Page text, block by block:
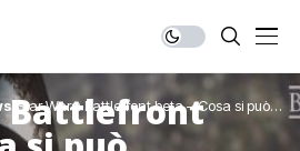
Star Wars: Battlefront beta – Cosa si può
migliorare
Battlefront